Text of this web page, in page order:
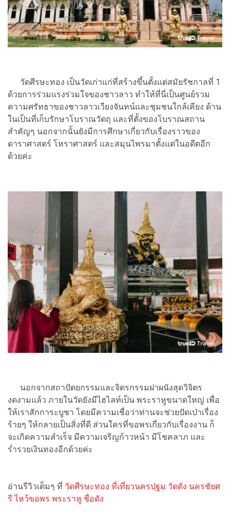
วัดศีรษะทอง เป็นวัดเก่าแก่ที่สร้างขึ้นตั้งแต่สมัยรัชกาลที่ 1
ด้วยการร่วมแรงร่วมใจของชาวลาว ทำให้ที่นี่เป็นศูนย์รวม
ความศรัทธาของชาวลาวเวียงจันทน์และชุมชนใกล้เคียง ด้าน
ในเป็นที่เก็บรักษาโบราณวัตถุ และที่ตั้งของโบราณสถาน
สำคัญๆ นอกจากนั้นยังมีการศึกษาเกี่ยวกับเรื่องราวของ
ดาราศาสตร์ โหราศาสตร์ และสมุนไพรมาตั้งแต่ในอดีตอีก
ด้วยค่ะ
นอกจากสถาปัตยกรรมและจิตรกรรมฝาผนังสุดวิจิตร
งดงามแล้ว ภายในวัดยังมีไฮไลท์เป็น พระราหูขนาดใหญ่ เพื่อ
ให้เราสักการะบูชา โดยมีความเชื่อว่าท่านจะช่วยปัดเป่าเรื่อง
ร้ายๆ ให้กลายเป็นสิ่งที่ดี ส่วนใครที่ขอพรเกี่ยวกับเรื่องงาน ก็
จะเกิดความสำเร็จ มีความเจริญก้าวหน้า มีโชคลาภ และ
ร่ำรวยเงินทองอีกด้วยค่ะ
อ่านรีวิวเต็มๆ ที่ วัดศีรษะทอง ที่เที่ยวนครปฐม วัดดัง นครชัยศ
รี ไหว้ขอพร พระราหู ชื่อดัง